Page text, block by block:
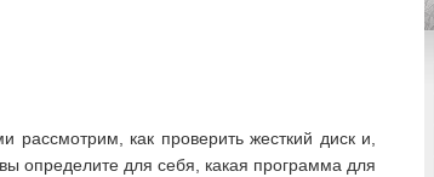
рассмотрим, как проверить жесткий диск и,
определите для себя, какая программа для